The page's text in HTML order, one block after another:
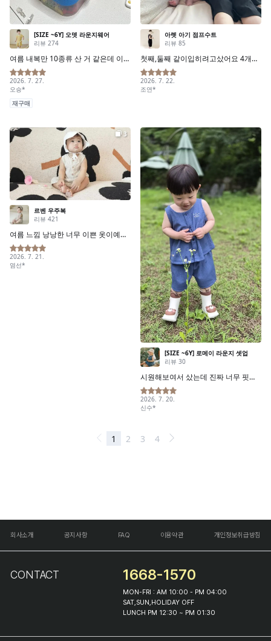
회사소개 공지사항 FAQ 이용약관 개인정보취급방침
CONTACT 1668-1570
MON-FRI : AM 10:00 - PM 04:00
SAT,SUN,HOLIDAY OFF
LUNCH PM 12:30 ~ PM 01:30